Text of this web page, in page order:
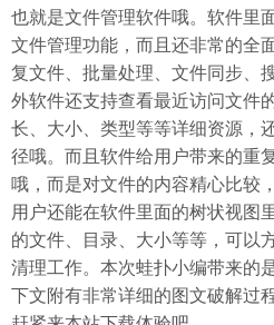
也就是文件管理软件哦。软件里
文件管理功能，而且还非常的全
复文件、批量处理、文件同步、
外软件还支持查看最近访问文件
长、大小、类型等等详细资源，
径哦。而且软件给用户带来的重
哦，而是对文件的内容精心比较
用户还能在软件里面的树状视图
的文件、目录、大小等等，可以
清理工作。本次蛙扑小编带来的
下文附有非常详细的图文破解过